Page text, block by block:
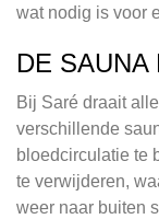
wat nodig is voor
DE SAUNA
Bij Saré draait
verschillende
bloedcirculatie te
te verwijderen,
weer naar buiten